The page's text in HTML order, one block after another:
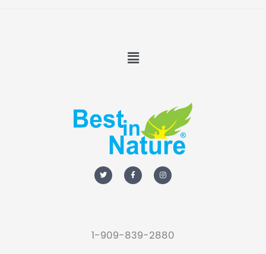
Menu
w
i
t
a
c
e
n
s
t
1-909-839-2880